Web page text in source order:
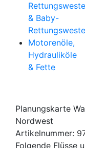
& Baby-
Motorenöle,
Hydrauliköle
& Fette
Planungskarte
Nordwest
Artikelnummer:
Folgende Flüsse